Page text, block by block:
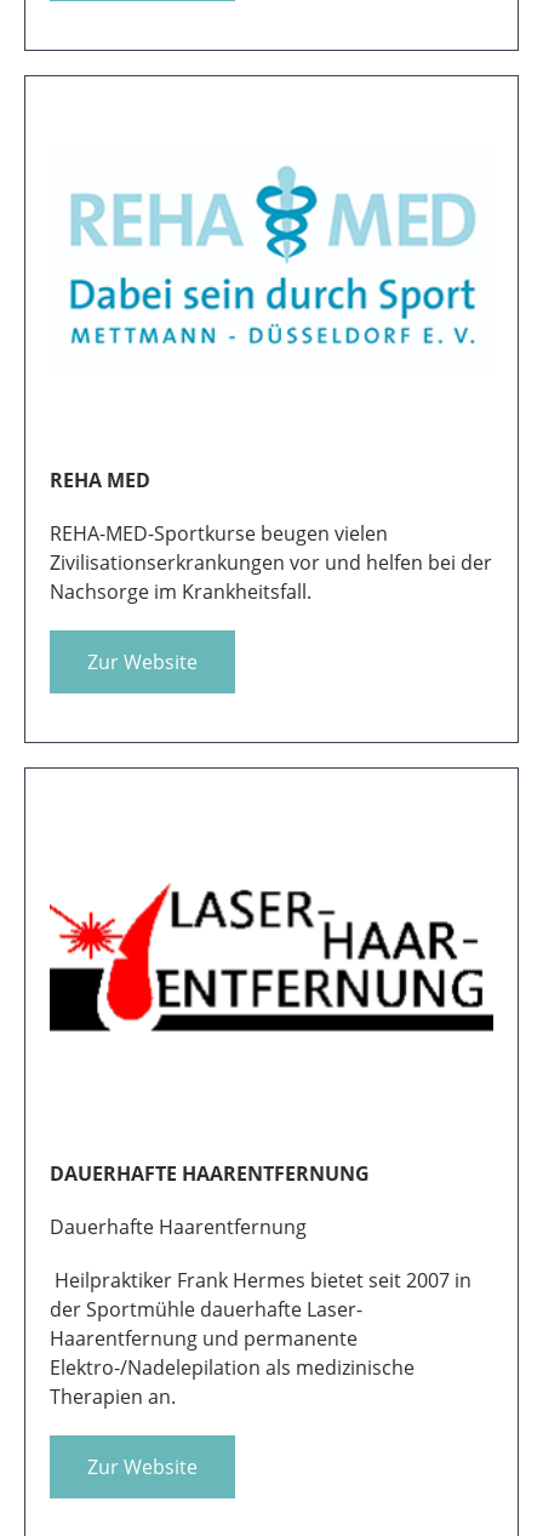
Mit der Spezialisierung auf Osteopathie bietet
Heilpraktiker Christoph Kassner Behandlungen
von körperlichen Beschwerden an.
Zur Website
Zivilisationserkrankungen vor und helfen bei der
Nachsorge im Krankheitsfall.
Zur Website
DAUERHAFTE HAARENTFERNUNG